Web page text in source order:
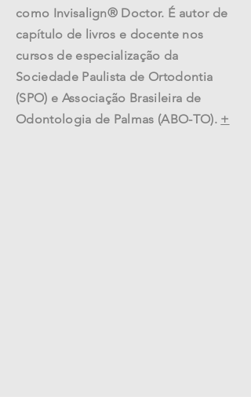
como Invisalign® Doctor. É autor de
capítulo de livros e docente nos
cursos de especialização da
Sociedade Paulista de Ortodontia
(SPO) e Associação Brasileira de
Odontologia de Palmas (ABO-TO). +